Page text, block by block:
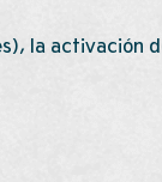
la activación